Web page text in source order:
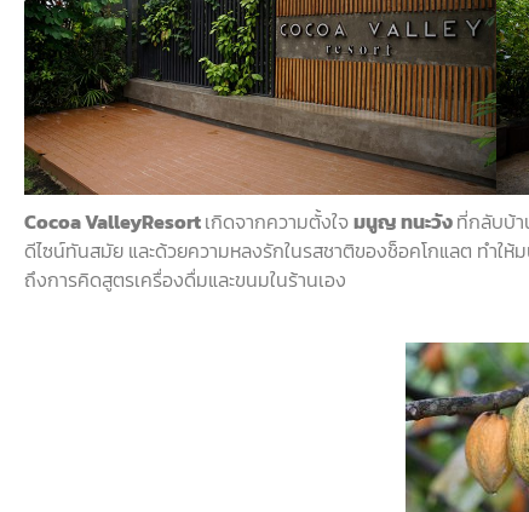
Cocoa ValleyResortเกิดจากความตั้งใจมนูญทนะวังที่กลับบ้า
ดีไซน์ทันสมัย และด้วยความหลงรักในรสชาติของช็อคโกแลต ทำให้
ถึงการคิดสูตรเครื่องดื่มและขนมในร้านเอง